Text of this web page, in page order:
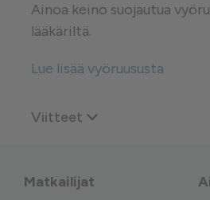
Ainoa keino suojautua
lääkäriltä.
Lue lisää vyöruususta
Viitteet
Matkailijat